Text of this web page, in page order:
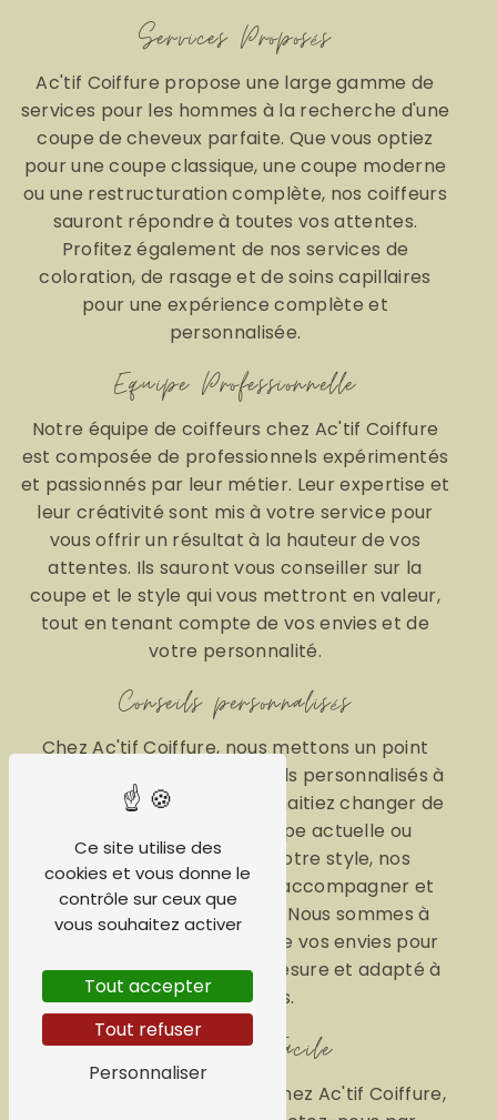
Services Proposés
Ac'tif Coiffure propose une large gamme de
services pour les hommes à la recherche d'une
coupe de cheveux parfaite. Que vous optiez
pour une coupe classique, une coupe moderne
ou une restructuration complète, nos coiffeurs
sauront répondre à toutes vos attentes.
Profitez également de nos services de
coloration, de rasage et de soins capillaires
pour une expérience complète et
personnalisée.
Equipe Professionnelle
Notre équipe de coiffeurs chez Ac'tif Coiffure
est composée de professionnels expérimentés
et passionnés par leur métier. Leur expertise et
leur créativité sont mis à votre service pour
vous offrir un résultat à la hauteur de vos
attentes. Ils sauront vous conseiller sur la
coupe et le style qui vous mettront en valeur,
tout en tenant compte de vos envies et de
votre personnalité.
Conseils personnalisés
Chez Ac'tif Coiffure, nous mettons un point
d'honneur à offrir des conseils personnalisés à
chaque client. Que vous souhaitiez changer de
look, rafraîchir votre coupe actuelle ou
simplement entretenir votre style, nos
coiffeurs sont là pour vous accompagner et
vous guider dans vos choix. Nous sommes à
l'écoute de vos besoins et de vos envies pour
vous offrir un service sur-mesure et adapté à
vos attentes.
Réservation Facile
Pour prendre rendez-vous chez Ac'tif Coiffure,
Ce site utilise des
cookies et vous donne le
contrôle sur ceux que
vous souhaitez activer
Tout accepter
Tout refuser
Personnaliser